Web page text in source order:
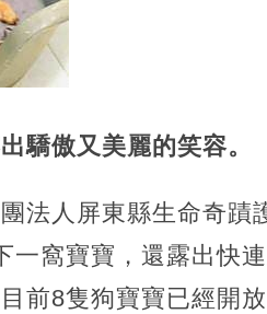
驕傲又美麗的笑容
法人屏東縣生命奇
一窩寶寶，還露出快
前8隻狗寶寶已經開